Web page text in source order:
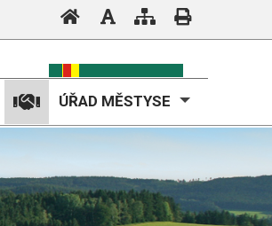
ÚŘAD MĚSTYSE